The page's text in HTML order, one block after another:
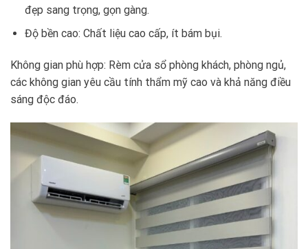
đẹp sang trọng, gọn gàng.
Độ bền cao: Chất liệu cao cấp, ít bám bụi.
Không gian phù hợp: Rèm cửa sổ phòng khách, phòng ngủ,
các không gian yêu cầu tính thẩm mỹ cao và khả năng điều
sáng độc đáo.